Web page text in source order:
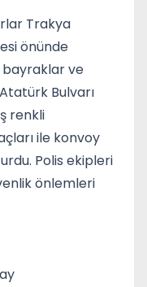
Trakya
önünde
bayraklar ve
Bulvarı
renkli
ile konvoy
Polis ekipleri
önlemleri